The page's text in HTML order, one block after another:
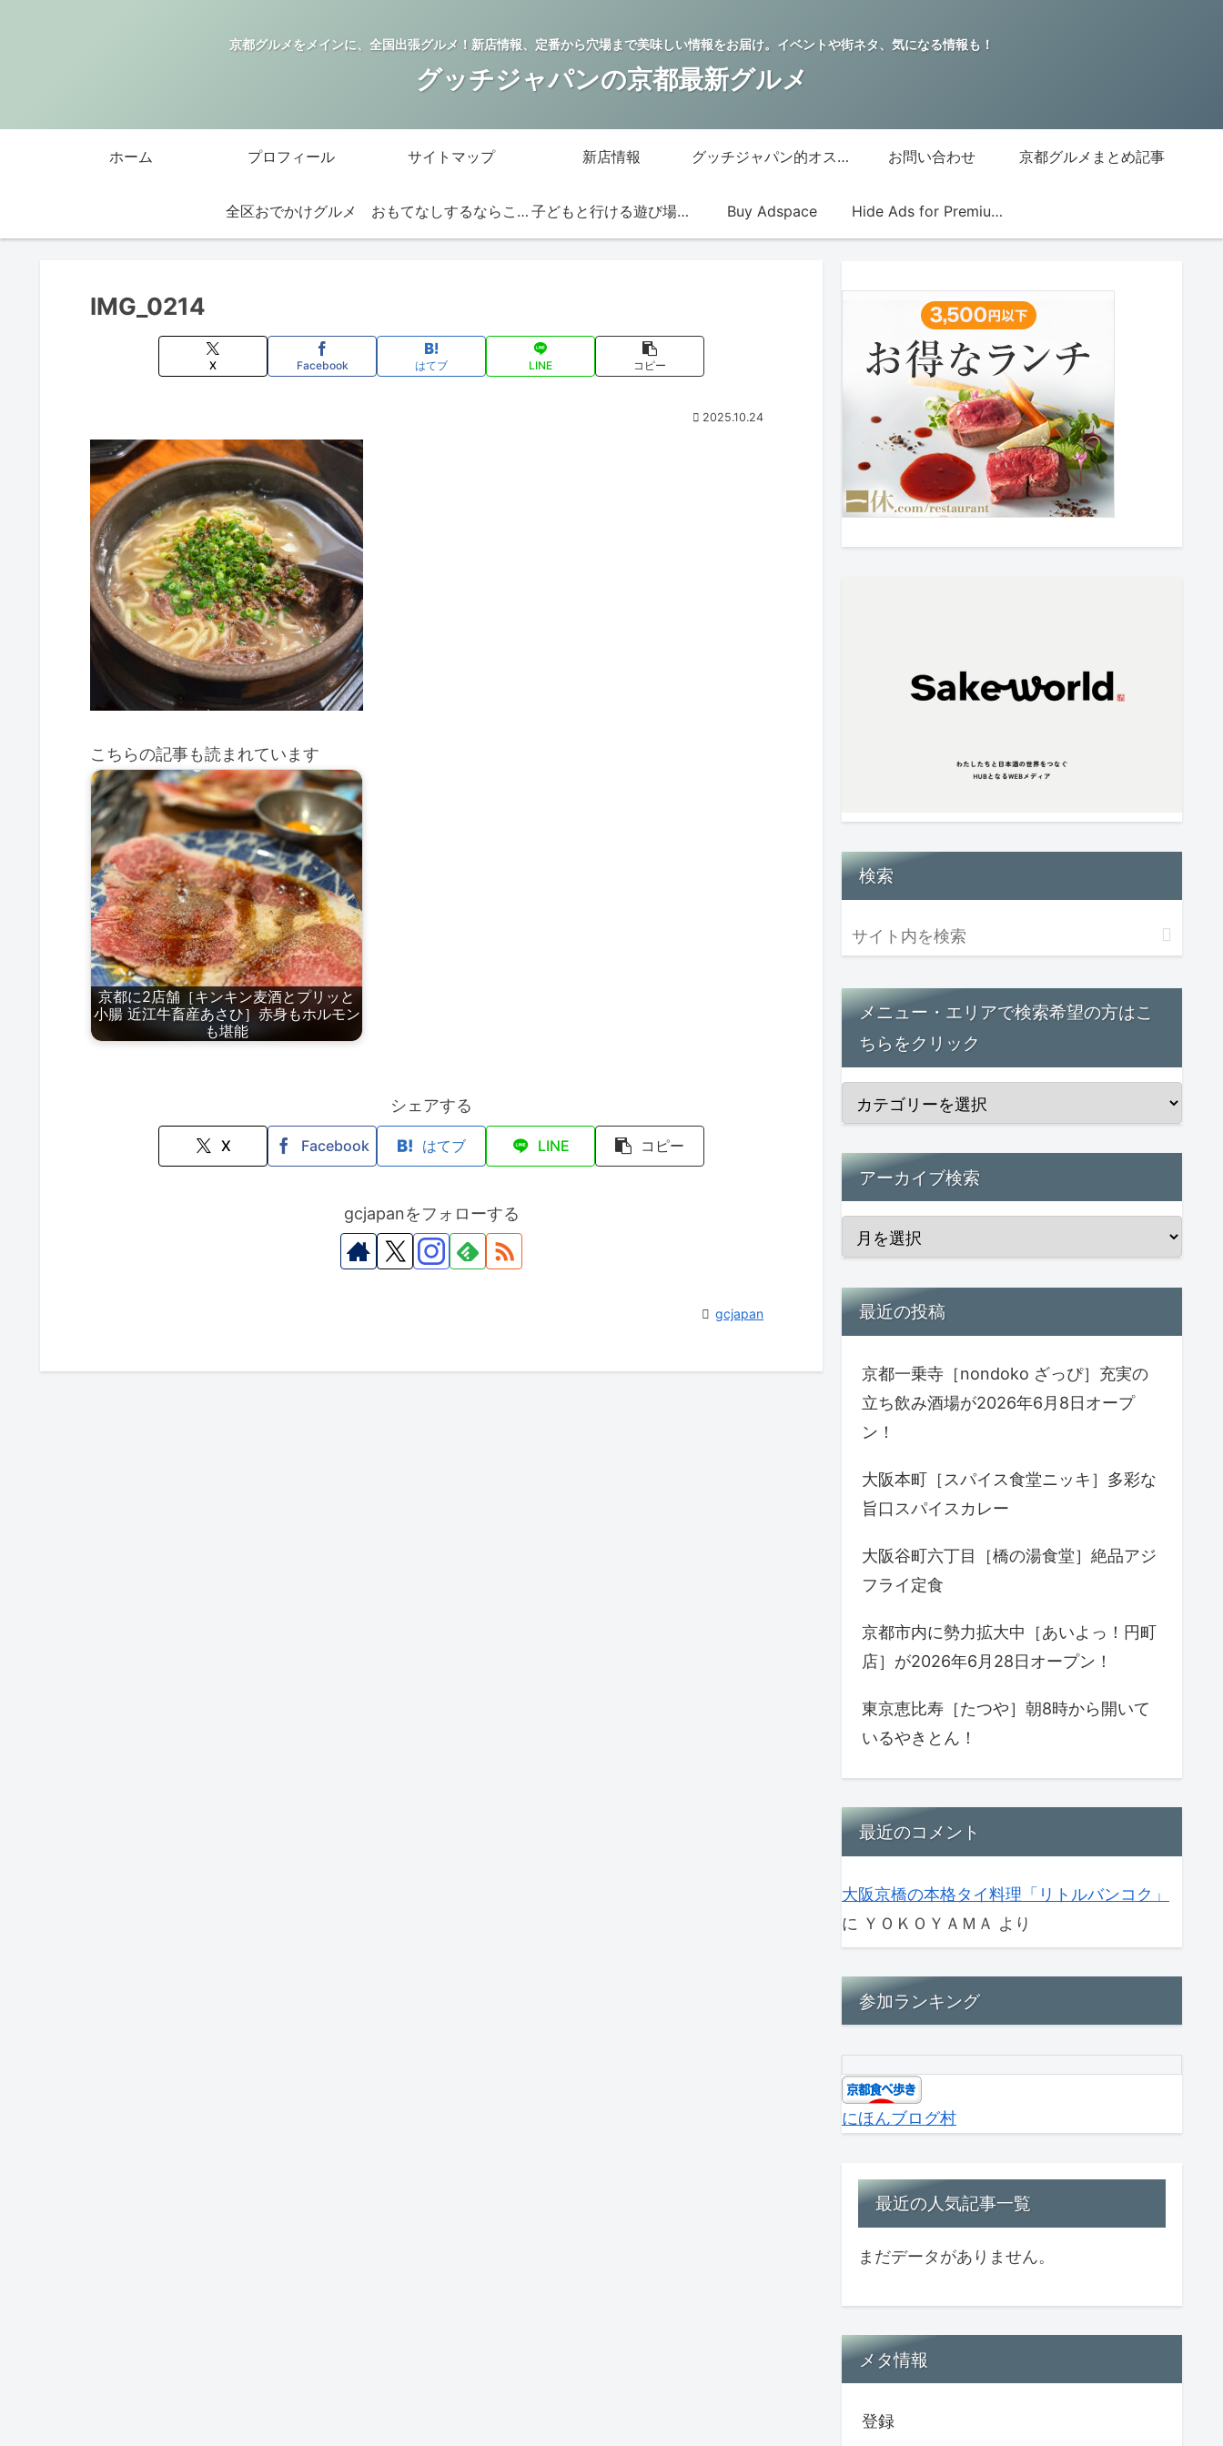
京都グルメをメインに、全国出張グルメ！新店情報、定番から穴場まで美味しい情報をお届け。イベントや街ネタ、気になる情報も！
グッチジャパンの京都最新グルメ
ホーム プロフィール サイトマップ 新店情報 グッチジャパン的オススメ店 お問い合わせ 京都グルメまとめ記事
全区おでかけグルメ おもてなしするならこの店 子どもと行ける遊び場・お店 Buy Adspace Hide Ads for Premium Members
IMG_0214
X Facebook はてブ LINE コピー
2025.10.24
こちらの記事も読まれています
京都に2店舗［キンキン麦酒とプリッと
小腸 近江牛畜産あさひ］赤身もホルモン
も堪能
シェアする
X Facebook はてブ LINE コピー
gcjapanをフォローする
gcjapan
検索
メニュー・エリアで検索希望の方はこ
ちらをクリック
アーカイブ検索
最近の投稿
京都一乗寺［nondoko ざっぴ］充実の
立ち飲み酒場が2026年6月8日オープ
ン！
大阪本町［スパイス食堂ニッキ］多彩な
旨口スパイスカレー
大阪谷町六丁目［橋の湯食堂］絶品アジ
フライ定食
京都市内に勢力拡大中［あいよっ！円町
店］が2026年6月28日オープン！
東京恵比寿［たつや］朝8時から開いて
いるやきとん！
最近のコメント
大阪京橋の本格タイ料理「リトルバンコク」
に ＹＯＫＯＹＡＭＡ より
参加ランキング
にほんブログ村
最近の人気記事一覧
まだデータがありません。
メタ情報
登録